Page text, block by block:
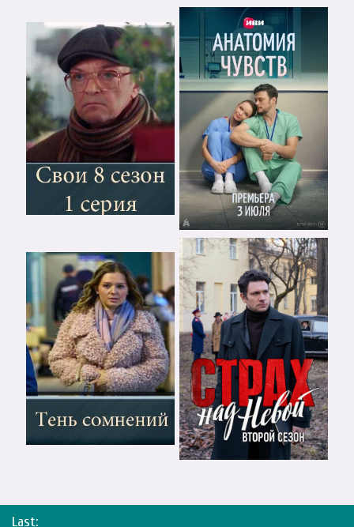
Last: